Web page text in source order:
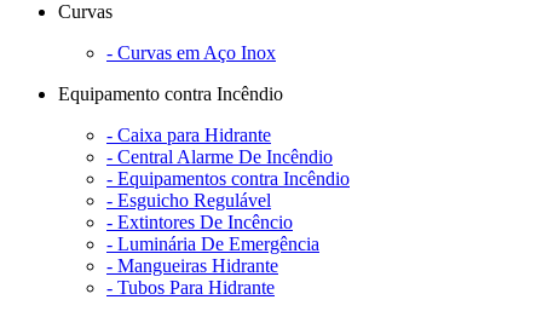
Curvas
- Curvas em Aço Inox
Equipamento contra Incêndio
- Caixa para Hidrante
- Central Alarme De Incêndio
- Equipamentos contra Incêndio
- Esguicho Regulável
- Extintores De Incêncio
- Luminária De Emergência
- Mangueiras Hidrante
- Tubos Para Hidrante